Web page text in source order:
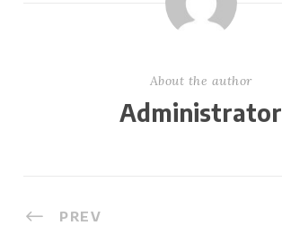
About the author
Administrator
PREV